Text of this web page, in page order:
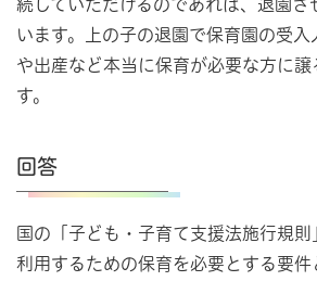
続していただけるのであれば、退園さ
います。上の子の退園で保育園の受
や出産など本当に保育が必要な方に譲
す。
回答
国の「子ども・子育て支援法施行規
利用するための保育を必要とする要件